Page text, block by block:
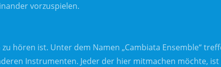
vorzuspielen.
hören ist. Unter dem Namen „Cambiata Ensemble“
Instrumenten. Jeder der hier mitmachen möchte, ist